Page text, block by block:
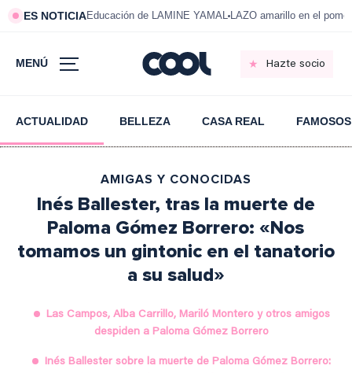
ES NOTICIAEducación de LAMINE YAMAL LAZO amarillo en el
MENÚ Hazte socio
ACTUALIDAD BELLEZA CASA REAL FAMOSOS
AMIGAS Y CONOCIDAS
Inés Ballester, tras la muerte de
Paloma Gómez Borrero: «Nos
tomamos un gintonic en el tanatorio
a su salud»
Las Campos, Alba Carrillo, Mariló Montero y otros amigos
despiden a Paloma Gómez Borrero
Inés Ballester sobre la muerte de Paloma Gómez Borrero: